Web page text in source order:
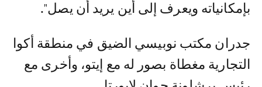
بإمكانياته ويعرف إلى أين يريد أن يصل".
جدران مكتب نوبيسي الضيق في منطقة أكوا
التجارية مغطاة بصور له مع إيتو، وأخرى مع